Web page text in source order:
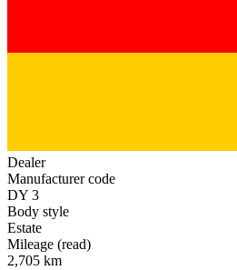
Dealer
Manufacturer code
DY 3
Body style
Estate
Mileage (read)
2,705 km